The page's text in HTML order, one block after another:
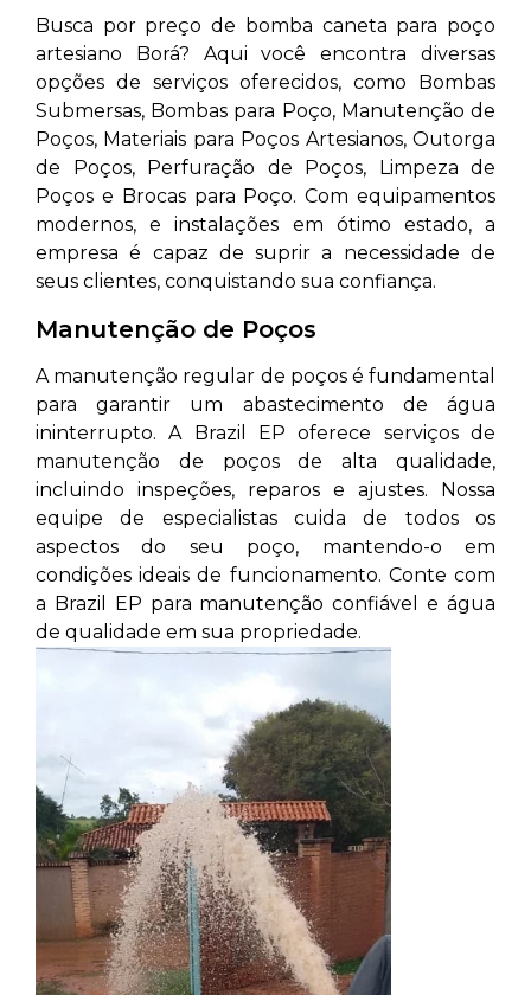
Busca por preço de bomba caneta para poço
artesiano Borá? Aqui você encontra diversas
opções de serviços oferecidos, como Bombas
Submersas, Bombas para Poço, Manutenção de
Poços, Materiais para Poços Artesianos, Outorga
de Poços, Perfuração de Poços, Limpeza de
Poços e Brocas para Poço. Com equipamentos
modernos, e instalações em ótimo estado, a
empresa é capaz de suprir a necessidade de
seus clientes, conquistando sua confiança.
Manutenção de Poços
A manutenção regular de poços é fundamental
para garantir um abastecimento de água
ininterrupto. A Brazil EP oferece serviços de
manutenção de poços de alta qualidade,
incluindo inspeções, reparos e ajustes. Nossa
equipe de especialistas cuida de todos os
aspectos do seu poço, mantendo-o em
condições ideais de funcionamento. Conte com
a Brazil EP para manutenção confiável e água
de qualidade em sua propriedade.